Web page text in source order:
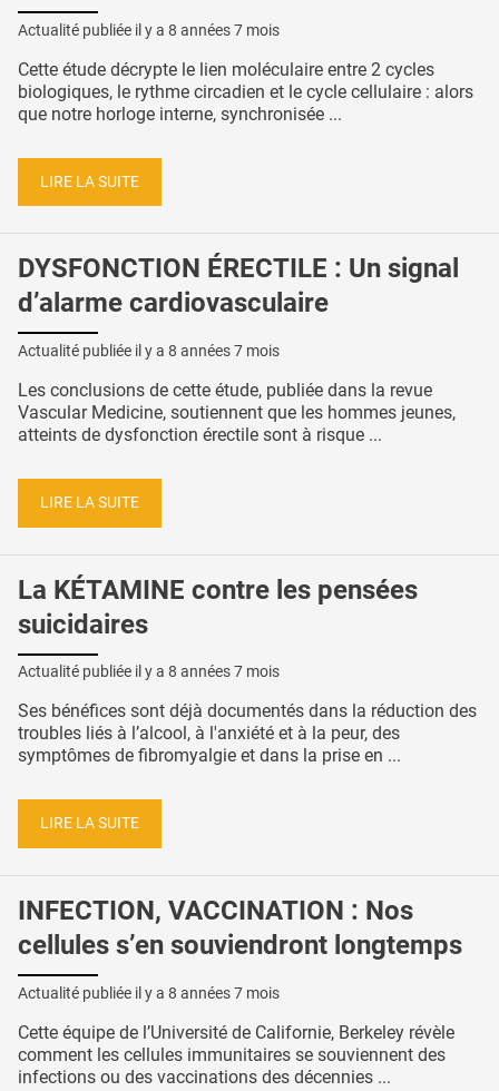
Actualité publiée il y a 8 années 7 mois
Cette étude décrypte le lien moléculaire entre 2 cycles
biologiques, le rythme circadien et le cycle cellulaire : alors
que notre horloge interne, synchronisée ...
LIRE LA SUITE
DYSFONCTION ÉRECTILE : Un signal
d’alarme cardiovasculaire
Actualité publiée il y a 8 années 7 mois
Les conclusions de cette étude, publiée dans la revue
Vascular Medicine, soutiennent que les hommes jeunes,
atteints de dysfonction érectile sont à risque ...
LIRE LA SUITE
La KÉTAMINE contre les pensées
suicidaires
Actualité publiée il y a 8 années 7 mois
Ses bénéfices sont déjà documentés dans la réduction des
troubles liés à l’alcool, à l'anxiété et à la peur, des
symptômes de fibromyalgie et dans la prise en ...
LIRE LA SUITE
INFECTION, VACCINATION : Nos
cellules s’en souviendront longtemps
Actualité publiée il y a 8 années 7 mois
Cette équipe de l’Université de Californie, Berkeley révèle
comment les cellules immunitaires se souviennent des
infections ou des vaccinations des décennies ...